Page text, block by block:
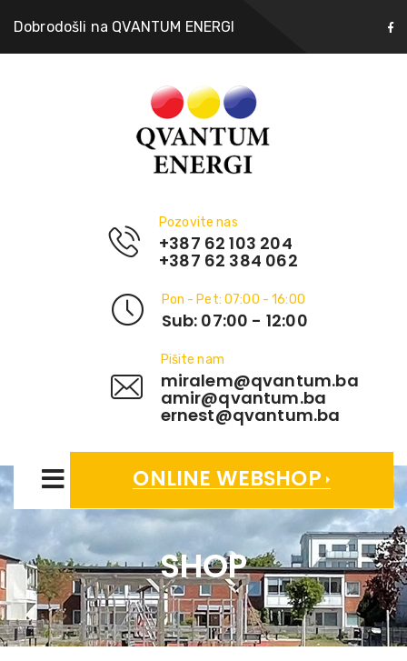
Dobrodošli na QVANTUM ENERGI
Pozovite nas
+387 62 103 204
+387 62 384 062
Pon - Pet: 07:00 - 16:00
Sub: 07:00 - 12:00
Pišite nam
miralem@qvantum.ba
amir@qvantum.ba
ernest@qvantum.ba
ONLINE WEBSHOP
SHOP